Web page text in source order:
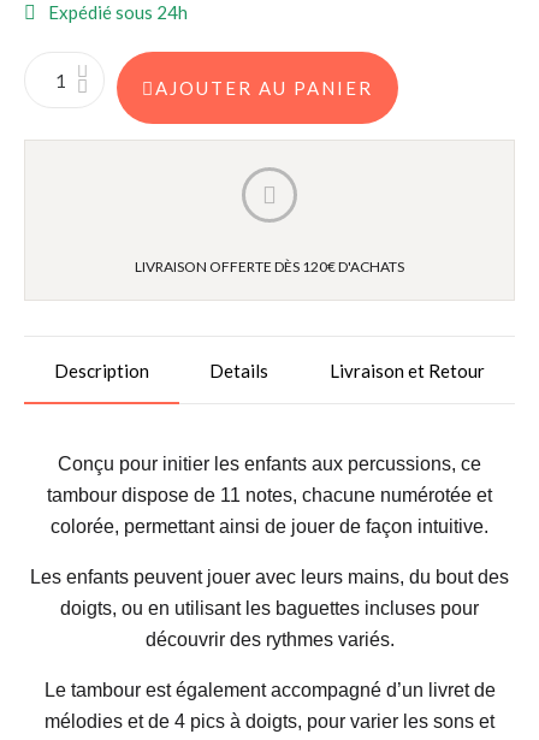
Expédié sous 24h
AJOUTER AU PANIER
LIVRAISON OFFERTE DÈS 120€ D'ACHATS
Description Details Livraison et Retour
Conçu pour initier les enfants aux percussions, ce
tambour dispose de 11 notes, chacune numérotée et
colorée, permettant ainsi de jouer de façon intuitive.
Les enfants peuvent jouer avec leurs mains, du bout des
doigts, ou en utilisant les baguettes incluses pour
découvrir des rythmes variés.
Le tambour est également accompagné d’un livret de
mélodies et de 4 pics à doigts, pour varier les sons et